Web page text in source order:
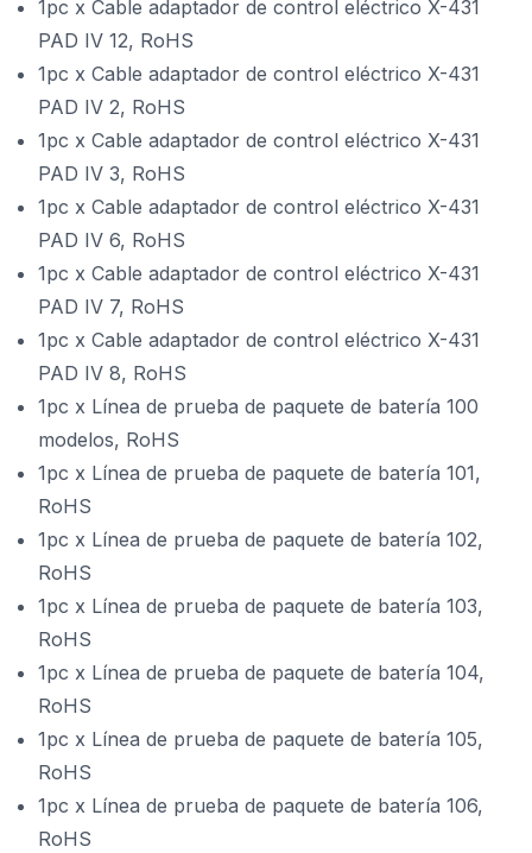
1pc x Cable adaptador de control eléctrico X-431
PAD IV 12, RoHS
1pc x Cable adaptador de control eléctrico X-431
PAD IV 2, RoHS
1pc x Cable adaptador de control eléctrico X-431
PAD IV 3, RoHS
1pc x Cable adaptador de control eléctrico X-431
PAD IV 6, RoHS
1pc x Cable adaptador de control eléctrico X-431
PAD IV 7, RoHS
1pc x Cable adaptador de control eléctrico X-431
PAD IV 8, RoHS
1pc x Línea de prueba de paquete de batería 100
modelos, RoHS
1pc x Línea de prueba de paquete de batería 101,
RoHS
1pc x Línea de prueba de paquete de batería 102,
RoHS
1pc x Línea de prueba de paquete de batería 103,
RoHS
1pc x Línea de prueba de paquete de batería 104,
RoHS
1pc x Línea de prueba de paquete de batería 105,
RoHS
1pc x Línea de prueba de paquete de batería 106,
RoHS